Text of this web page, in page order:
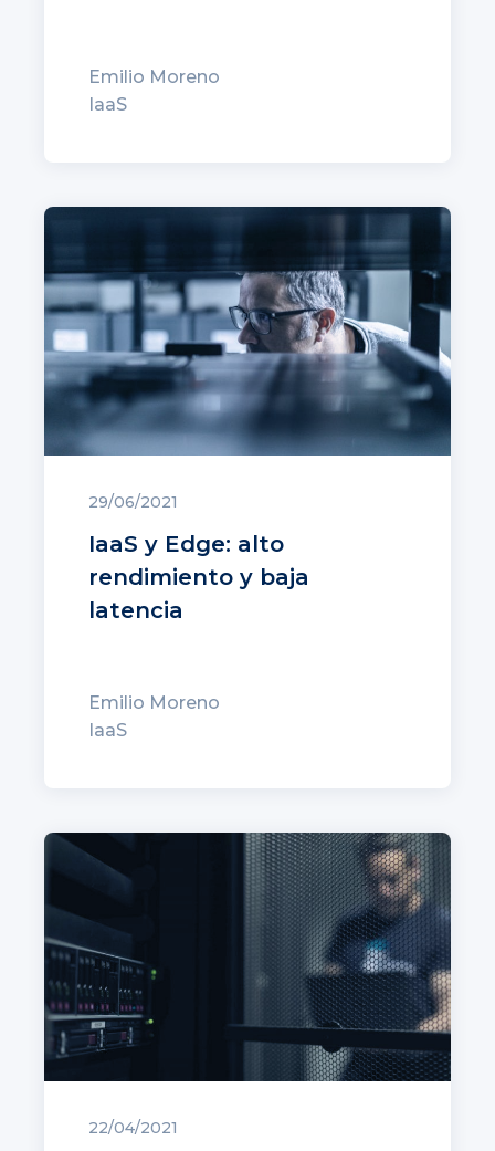
Emilio Moreno
IaaS
29/06/2021
IaaS y Edge: alto
rendimiento y baja
latencia
Emilio Moreno
IaaS
22/04/2021